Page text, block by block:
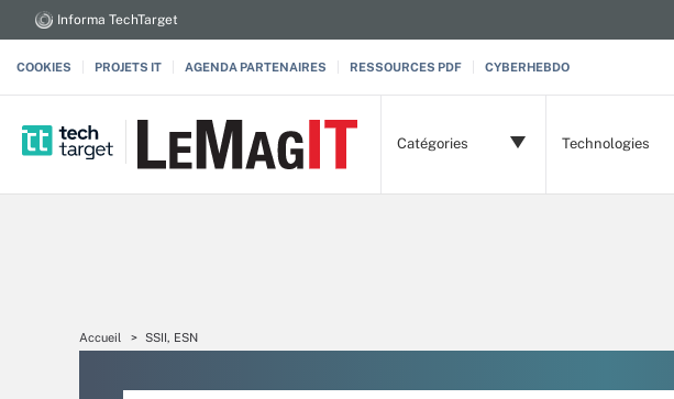
Informa TechTarget
COOKIES PROJETS IT AGENDA PARTENAIRES RESSOURCES PDF CYBERHEBDO
Catégories Technologies
Accueil SSII, ESN